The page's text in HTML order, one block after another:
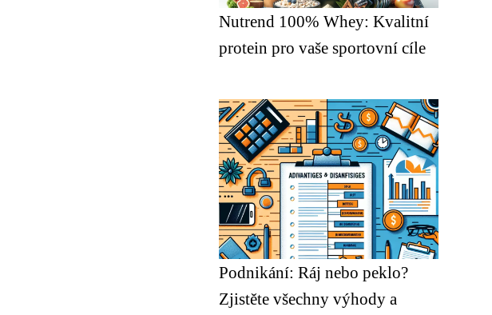
Nutrend 100% Whey: Kvalitní
protein pro vaše sportovní cíle
Podnikání: Ráj nebo peklo?
Zjistěte všechny výhody a